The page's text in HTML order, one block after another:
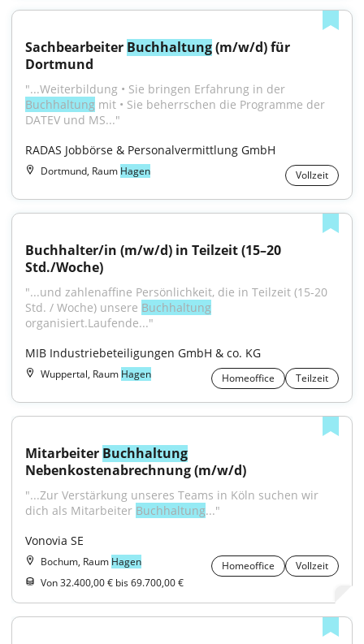
Sachbearbeiter Buchhaltung (m/w/d) für
Dortmund
Buchhaltung mit • Sie beherrschen die Programme der
DATEV und MS..."
RADAS Jobbörse & Personalvermittlung GmbH
Dortmund, Raum Hagen Vollzeit
Buchhalter/in (m/w/d) in Teilzeit (15–20
Std./Woche)
"...und zahlenaffine Persönlichkeit, die in Teilzeit (15-20
Std. / Woche) unsere Buchhaltung
organisiert.Laufende..."
MIB Industriebeteiligungen GmbH & co. KG
Wuppertal, Raum Hagen Homeoffice Teilzeit
Mitarbeiter Buchhaltung
Nebenkostenabrechnung (m/w/d)
"...Zur Verstärkung unseres Teams in Köln suchen wir
dich als Mitarbeiter Buchhaltung..."
Vonovia SE
Bochum, Raum Hagen Homeoffice
Vollzeit
Von 32.400,00 € bis 69.700,00 €